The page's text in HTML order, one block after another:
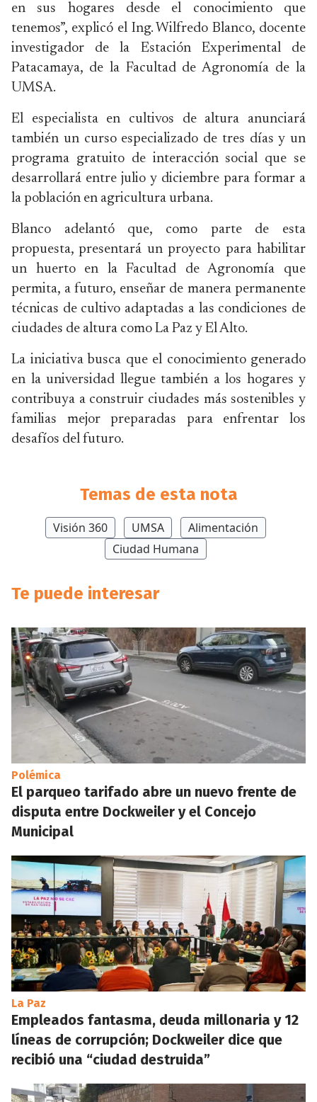
en sus hogares desde el conocimiento que
tenemos”, explicó el Ing. Wilfredo Blanco, docente
investigador de la Estación Experimental de
Patacamaya, de la Facultad de Agronomía de la
UMSA.
El especialista en cultivos de altura anunciará
también un curso especializado de tres días y un
programa gratuito de interacción social que se
desarrollará entre julio y diciembre para formar a
la población en agricultura urbana.
Blanco adelantó que, como parte de esta
propuesta, presentará un proyecto para habilitar
un huerto en la Facultad de Agronomía que
permita, a futuro, enseñar de manera permanente
técnicas de cultivo adaptadas a las condiciones de
ciudades de altura como La Paz y El Alto.
La iniciativa busca que el conocimiento generado
en la universidad llegue también a los hogares y
contribuya a construir ciudades más sostenibles y
familias mejor preparadas para enfrentar los
desafíos del futuro.
Temas de esta nota
Visión 360 UMSA
Alimentación
Ciudad Humana
Te puede interesar
Polémica
El parqueo tarifado abre un nuevo frente de
disputa entre Dockweiler y el Concejo
Municipal
La Paz
Empleados fantasma, deuda millonaria y 12
líneas de corrupción; Dockweiler dice que
recibió una “ciudad destruida”